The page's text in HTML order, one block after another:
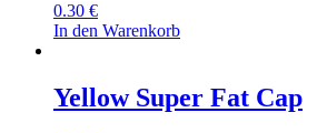
0.30 €
In den Warenkorb
Yellow Super Fat Cap